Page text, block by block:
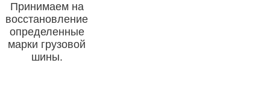
Принимаем на
восстановление
определенные
марки грузовой
шины.